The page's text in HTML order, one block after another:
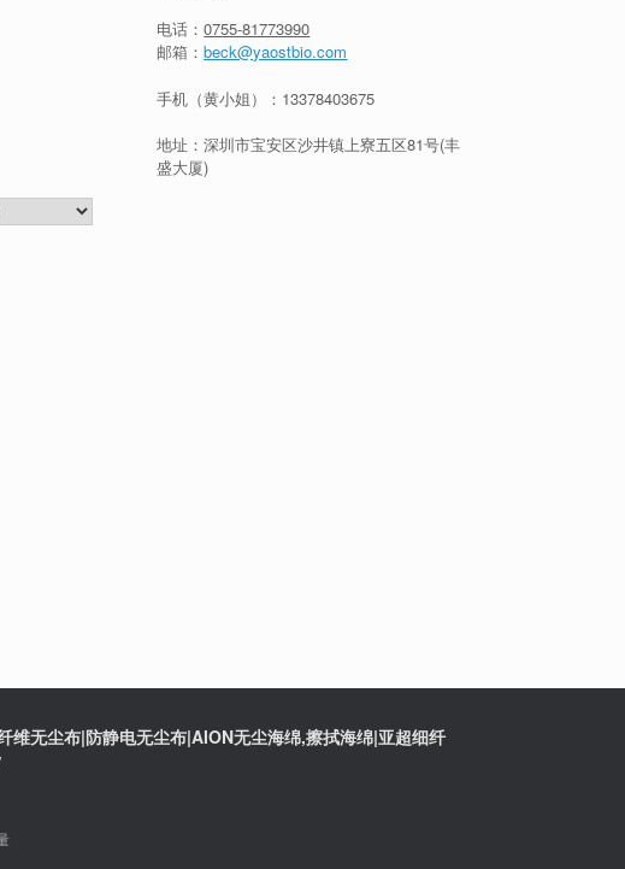
电话：0755-81773990
邮箱：beck@yaostbio.com
手机（黄小姐）： 13378403675
地址：深圳市宝安区沙井镇上寮五区81号(丰
盛大厦)
无尘布|防静电无尘布|AION无尘海绵,擦拭海绵|亚超细纤